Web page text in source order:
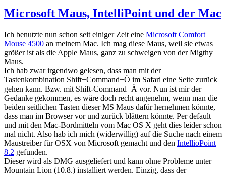
Microsoft Maus, IntelliPoint und der Mac
Ich benutzte nun schon seit einiger Zeit eine Microsoft Comfort
Mouse 4500 an meinem Mac. Ich mag diese Maus, weil sie etwas
größer ist als die Apple Maus, ganz zu schweigen von der Migthy
Maus.
Ich hab zwar irgendwo gelesen, dass man mit der
Tastenkombination Shift+Command+Ö im Safari eine Seite zurück
gehen kann. Bzw. mit Shift-Command+Ä vor. Nun ist mir der
Gedanke gekommen, es wäre doch recht angenehm, wenn man die
beiden seitlichen Tasten dieser MS Maus dafür hernehmen könnte,
dass man im Browser vor und zurück blättern könnte. Per default
und mit den Mac-Bordmitteln vom Mac OS X geht dies leider schon
mal nicht. Also hab ich mich (widerwillig) auf die Suche nach einem
Maustreiber für OSX von Microsoft gemacht und den IntellioPoint
8.2 gefunden.
Dieser wird als DMG ausgeliefert und kann ohne Probleme unter
Mountain Lion (10.8.) installiert werden. Einzig, dass der